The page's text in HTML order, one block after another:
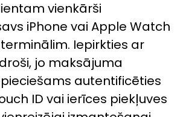
vienkārši
iPhone vai Apple Watch
Iepirkties ar
jo maksājuma
autentificēties
ID vai ierīces piekļuves